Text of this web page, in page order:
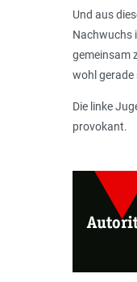
Und aus
Nachwuchs
gemeinsam
wohl gerade
Die linke
provokant.